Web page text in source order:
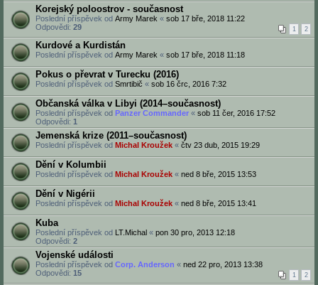
Korejský poloostrov - současnost
Poslední příspěvek od Army Marek « sob 17 bře, 2018 11:22
Odpovědi: 29 1 2
Kurdové a Kurdistán
Poslední příspěvek od Army Marek « sob 17 bře, 2018 11:18
Pokus o převrat v Turecku (2016)
Poslední příspěvek od Smrtibič « sob 16 črc, 2016 7:32
Občanská válka v Libyi (2014–současnost)
Poslední příspěvek od Panzer Commander « sob 11 čer, 2016 17:52
Odpovědi: 1
Jemenská krize (2011–současnost)
Poslední příspěvek od Michal Kroužek « čtv 23 dub, 2015 19:29
Dění v Kolumbii
Poslední příspěvek od Michal Kroužek « ned 8 bře, 2015 13:53
Dění v Nigérii
Poslední příspěvek od Michal Kroužek « ned 8 bře, 2015 13:41
Kuba
Poslední příspěvek od LT.Michal « pon 30 pro, 2013 12:18
Odpovědi: 2
Vojenské události
Poslední příspěvek od Corp. Anderson « ned 22 pro, 2013 13:38
Odpovědi: 15 1 2